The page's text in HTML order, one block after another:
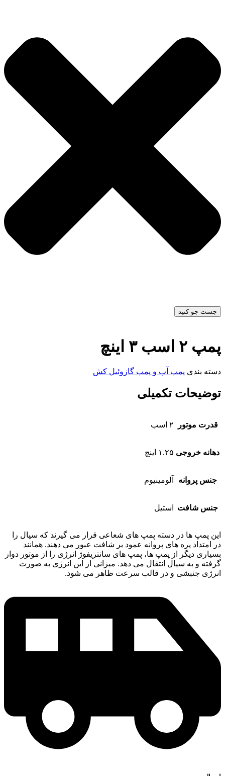
جست جو کنید
پمپ ۲ اسب ۳ اینچ
دسته بندی پمپ آب و پمپ گازوئیل کش
توضیحات تکمیلی
قدرت موتور ۲ اسب
دهانه خروجی ۱.۲۵ اینچ
جنس پروانه آلومینیوم
جنس شافت استیل
این پمپ ها در دسته پمپ های شعاعی قرار می گیرند که سیال را
در امتداد پره های پروانه عمود بر شافت عبور می دهند. همانند
بسیاری دیگر از پمپ ها، پمپ های سانتریفوژ انرژی را از موتور دوار
گرفته و به سیال انتقال می دهد. میزانی از این انرژی به صورت
انرژی جنبشی و در قالب سرعت ظاهر می شود.